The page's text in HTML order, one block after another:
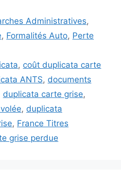
Administratives,
, Formalités Auto, Perte
, coût duplicata carte
ANTS, documents
duplicata carte grise,
, duplicata
, France Titres
grise perdue